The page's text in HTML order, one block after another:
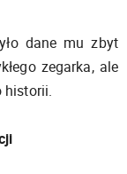
dane mu zbyt
zegarka, ale
historii.